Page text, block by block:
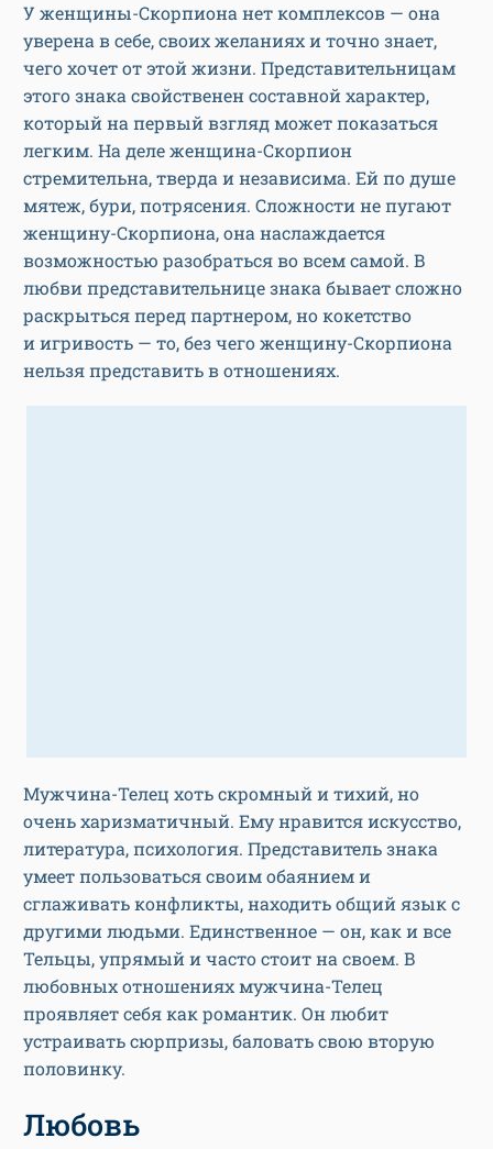
У женщины-Скорпиона нет комплексов — она
уверена в себе, своих желаниях и точно знает,
чего хочет от этой жизни. Представительницам
этого знака свойственен составной характер,
который на первый взгляд может показаться
легким. На деле женщина-Скорпион
стремительна, тверда и независима. Ей по душе
мятеж, бури, потрясения. Сложности не пугают
женщину-Скорпиона, она наслаждается
возможностью разобраться во всем самой. В
любви представительнице знака бывает сложно
раскрыться перед партнером, но кокетство
и игривость — то, без чего женщину-Скорпиона
нельзя представить в отношениях.
Мужчина-Телец хоть скромный и тихий, но
очень харизматичный. Ему нравится искусство,
литература, психология. Представитель знака
умеет пользоваться своим обаянием и
сглаживать конфликты, находить общий язык с
другими людьми. Единственное — он, как и все
Тельцы, упрямый и часто стоит на своем. В
любовных отношениях мужчина-Телец
проявляет себя как романтик. Он любит
устраивать сюрпризы, баловать свою вторую
половинку.
Любовь